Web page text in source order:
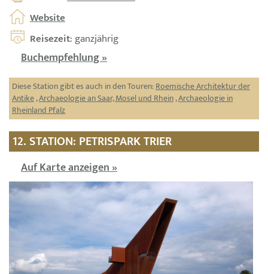
Website
Reisezeit: ganzjährig
Buchempfehlung »
Diese Station gibt es auch in den Touren:Roemische Architektur der
Antike,Archaeologie an Saar, Mosel und Rhein,Archaeologie in
Rheinland Pfalz
12. STATION: PETRISPARK TRIER
Auf Karte anzeigen »